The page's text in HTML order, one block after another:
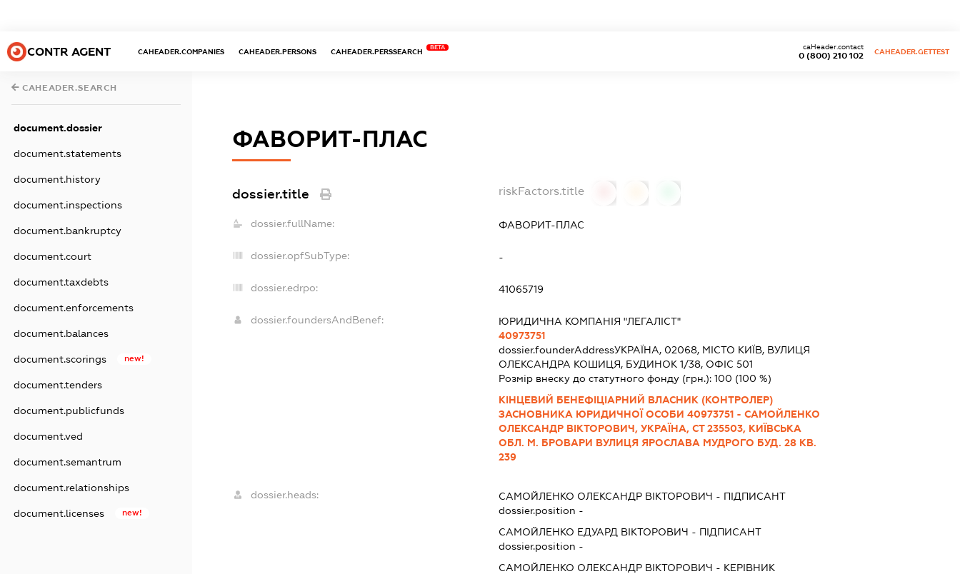
CONTR AGENT CAHEADER.COMPANIES CAHEADER.PERSONS CAHEADER.PERSSEARCH
BETA
0 (800) 210 102
caHeader.contact
CAHEADER.GETTEST
CAHEADER.SEARCH
document.dossier
document.statements
document.history
document.inspections
document.bankruptcy
document.court
document.taxdebts
document.enforcements
document.balances
document.scorings new!
document.tenders
document.publicfunds
document.ved
document.semantrum
document.relationships
document.licenses new!
ФАВОРИТ-ПЛАС
dossier.title riskFactors.title
dossier.fullName: ФАВОРИТ-ПЛАС
dossier.opfSubType: -
dossier.edrpo: 41065719
dossier.foundersAndBenef:
ЮРИДИЧНА КОМПАНІЯ "ЛЕГАЛІСТ"
40973751
dossier.founderAddressУКРАЇНА, 02068, МІСТО КИЇВ, ВУЛИЦЯ
ОЛЕКСАНДРА КОШИЦЯ, БУДИНОК 1/38, ОФІС 501
Розмір внеску до статутного фонду (грн.): 100 (100 %)
КІНЦЕВИЙ БЕНЕФІЦІАРНИЙ ВЛАСНИК (КОНТРОЛЕР)
ЗАСНОВНИКА ЮРИДИЧНОЇ ОСОБИ 40973751 - САМОЙЛЕНКО
ОЛЕКСАНДР ВІКТОРОВИЧ, УКРАЇНА, СТ 235503, КИЇВСЬКА
ОБЛ. М. БРОВАРИ ВУЛИЦЯ ЯРОСЛАВА МУДРОГО БУД. 28 КВ.
239
dossier.heads: САМОЙЛЕНКО ОЛЕКСАНДР ВІКТОРОВИЧ - ПІДПИСАНТ
dossier.position -
САМОЙЛЕНКО ЕДУАРД ВІКТОРОВИЧ - ПІДПИСАНТ
dossier.position -
САМОЙЛЕНКО ОЛЕКСАНДР ВІКТОРОВИЧ - КЕРІВНИК